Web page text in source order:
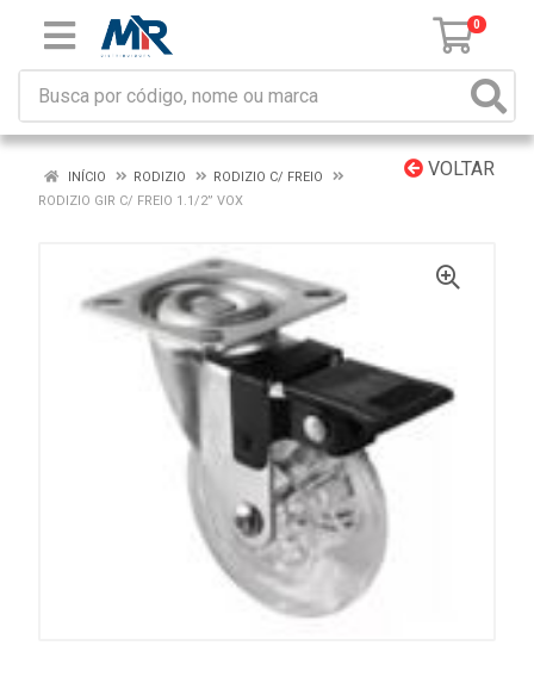
0
VOLTAR
INÍCIO RODIZIO
RODIZIO C/ FREIO
RODIZIO GIR C/ FREIO 1.1/2” VOX